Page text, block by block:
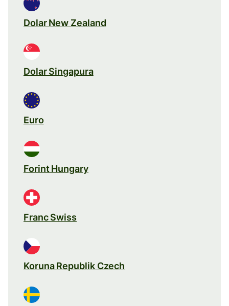
Dolar New Zealand
Dolar Singapura
Euro
Forint Hungary
Franc Swiss
Koruna Republik Czech